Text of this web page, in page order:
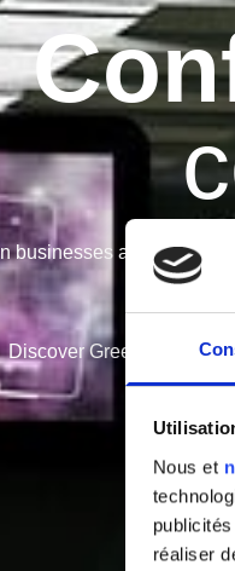
Nous et
réaliser
In businesses and offices,
Discover Greenoffice’s